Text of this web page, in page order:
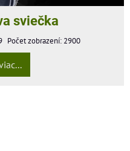
sviečka
Počet zobrazení: 2900